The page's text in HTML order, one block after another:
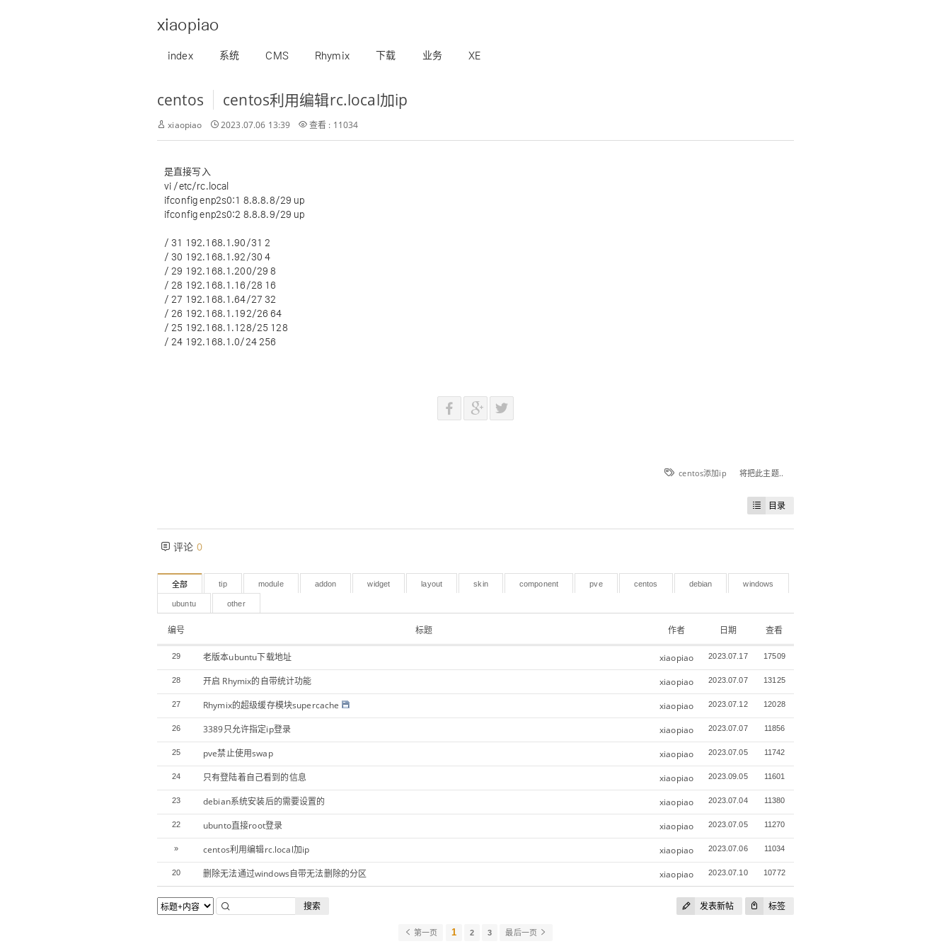
xiaopiao
index 系统 CMS Rhymix 下载 业务 XE
centos centos利用编辑rc.local加ip
xiaopiao 2023.07.06 13:39 查看 : 11034
是直接写入
vi /etc/rc.local
ifconfig enp2s0:1 8.8.8.8/29 up
ifconfig enp2s0:2 8.8.8.9/29 up
/ 31 192.168.1.90/31 2
/ 30 192.168.1.92/30 4
/ 29 192.168.1.200/29 8
/ 28 192.168.1.16/28 16
/ 27 192.168.1.64/27 32
/ 26 192.168.1.192/26 64
/ 25 192.168.1.128/25 128
/ 24 192.168.1.0/24 256
centos添加ip 将把此主题..
目录
评论 0
全部 tip module addon widget layout skin component pve centos debian windows
ubuntu other
编号 标题 作者 日期 查看
29 老版本ubuntu下载地址 xiaopiao 2023.07.17 17509
28 开启 Rhymix的自带统计功能 xiaopiao 2023.07.07 13125
27 Rhymix的超级缓存模块supercache xiaopiao 2023.07.12 12028
26 3389只允许指定ip登录 xiaopiao 2023.07.07 11856
25 pve禁止使用swap xiaopiao 2023.07.05 11742
24 只有登陆着自己看到的信息 xiaopiao 2023.09.05 11601
23 debian系统安装后的需要设置的 xiaopiao 2023.07.04 11380
22 ubunto直接root登录 xiaopiao 2023.07.05 11270
» centos利用编辑rc.local加ip xiaopiao 2023.07.06 11034
20 删除无法通过windows自带无法删除的分区 xiaopiao 2023.07.10 10772
发表新帖 标签
搜索
第一页 1 2 3 最后一页